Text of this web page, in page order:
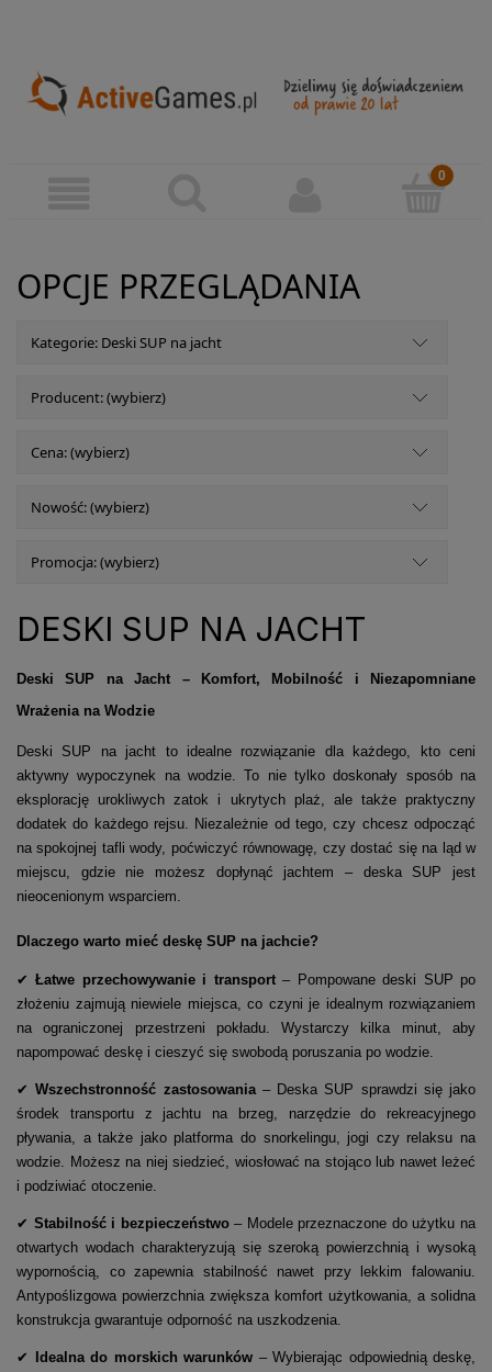
OPCJE PRZEGLĄDANIA
Kategorie: Deski SUP na jacht
Producent: (wybierz)
Cena: (wybierz)
Nowość: (wybierz)
Promocja: (wybierz)
DESKI SUP NA JACHT
Deski SUP na Jacht – Komfort, Mobilność i Niezapomniane
Wrażenia na Wodzie
Deski SUP na jacht to idealne rozwiązanie dla każdego, kto ceni
aktywny wypoczynek na wodzie. To nie tylko doskonały sposób na
eksplorację urokliwych zatok i ukrytych plaż, ale także praktyczny
dodatek do każdego rejsu. Niezależnie od tego, czy chcesz odpocząć
na spokojnej tafli wody, poćwiczyć równowagę, czy dostać się na ląd w
miejscu, gdzie nie możesz dopłynąć jachtem – deska SUP jest
nieocenionym wsparciem.
Dlaczego warto mieć deskę SUP na jachcie?
✔Łatwe przechowywanie i transport– Pompowane deski SUP po
złożeniu zajmują niewiele miejsca, co czyni je idealnym rozwiązaniem
na ograniczonej przestrzeni pokładu. Wystarczy kilka minut, aby
napompować deskę i cieszyć się swobodą poruszania po wodzie.
✔Wszechstronność zastosowania– Deska SUP sprawdzi się jako
środek transportu z jachtu na brzeg, narzędzie do rekreacyjnego
pływania, a także jako platforma do snorkelingu, jogi czy relaksu na
wodzie. Możesz na niej siedzieć, wiosłować na stojąco lub nawet leżeć
i podziwiać otoczenie.
✔ Stabilność i bezpieczeństwo– Modele przeznaczone do użytku na
otwartych wodach charakteryzują się szeroką powierzchnią i wysoką
wypornością, co zapewnia stabilność nawet przy lekkim falowaniu.
Antypoślizgowa powierzchnia zwiększa komfort użytkowania, a solidna
konstrukcja gwarantuje odporność na uszkodzenia.
✔ Idealna do morskich warunków – Wybierając odpowiednią deskę,